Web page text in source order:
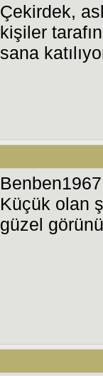
Çekirdek,
kişiler
sana
Küçük olan
güzel